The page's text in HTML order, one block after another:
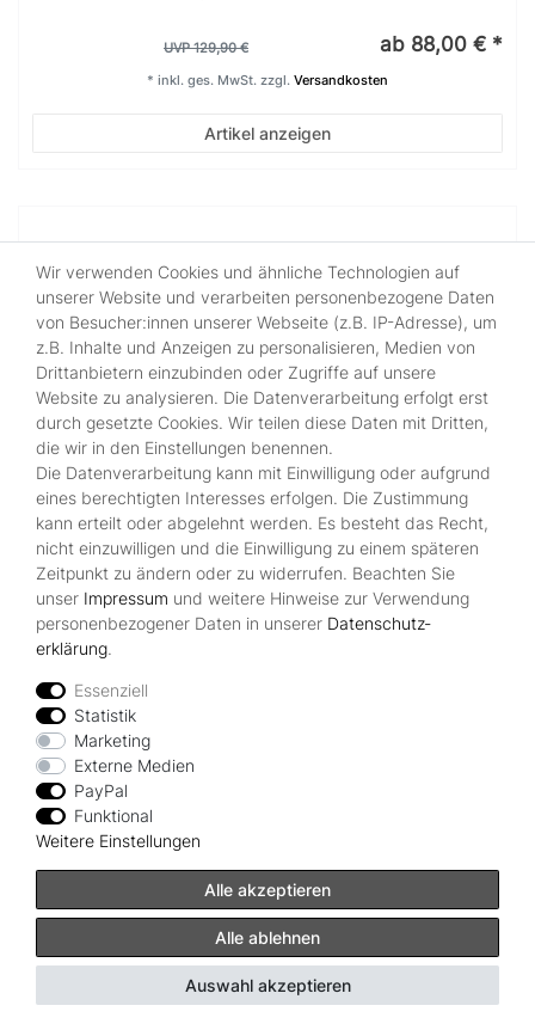
UVP 129,90 € ab 88,00 € *
Artikel anzeigen
* inkl. ges. MwSt. zzgl. Versandkosten
ALBATROS Designer Esszimmerstuhl GARDA
| 4er Set | Schwarz, Braun, Anthrazit, Beige |
Artikel anzeigen
Wir verwenden Cookies und ähnliche Technologien auf
unserer Website und verarbeiten personenbezogene Daten
von Besucher:innen unserer Webseite (z.B. IP-Adresse), um
z.B. Inhalte und Anzeigen zu personalisieren, Medien von
Drittanbietern einzubinden oder Zugriffe auf unsere
Website zu analysieren. Die Datenverarbeitung erfolgt erst
durch gesetzte Cookies. Wir teilen diese Daten mit Dritten,
die wir in den Einstellungen benennen.
Die Datenverarbeitung kann mit Einwilligung oder aufgrund
eines berechtigten Interesses erfolgen. Die Zustimmung
kann erteilt oder abgelehnt werden. Es besteht das Recht,
nicht einzuwilligen und die Einwilligung zu einem späteren
Zeitpunkt zu ändern oder zu widerrufen. Beachten Sie
unser Impressum und weitere Hinweise zur Verwendung
personenbezogener Daten in unserer Daten­schutz­
erklärung.
Essenziell
Statistik
Marketing
Externe Medien
PayPal
Funktional
Weitere Einstellungen
Alle akzeptieren
Alle ablehnen
Auswahl akzeptieren